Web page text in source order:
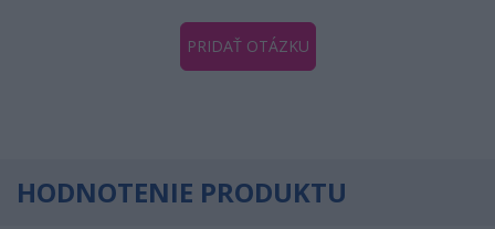
PRIDAŤ OTÁZKU
HODNOTENIE PRODUKTU